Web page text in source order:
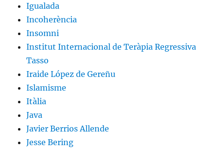
Igualada
Incoherència
Insomni
Institut Internacional de Teràpia Regressiva
Tasso
Iraide López de Gereñu
Islamisme
Itàlia
Java
Javier Berrios Allende
Jesse Bering